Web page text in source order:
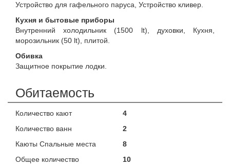
Устройство для гафельного паруса, Устройство кливер.
Кухня и бытовые приборы
Внутренний холодильник (1500 lt), духовки, Кухня,
морозильник (50 lt), плитой.
Обивка
Защитное покрытие лодки.
Обитаемость
Количество кают
4
Количество ванн
2
Каюты Спальные места
8
Общее количество
10